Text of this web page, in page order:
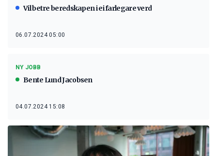
Vil betre beredskapen i ei farlegare verd
06.07.2024 05:00
NY JOBB
Bente Lund Jacobsen
04.07.2024 15:08